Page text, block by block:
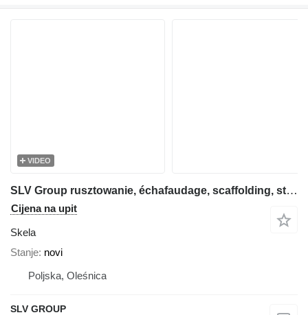
VIDEO
SLV Group rusztowanie, échafaudage, scaffolding, steiger, stillas, skela
Cijena na upit
Skela
Stanje novi
Poljska, Oleśnica
SLV GROUP